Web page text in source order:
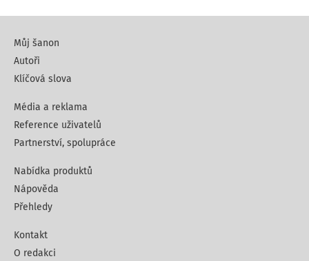
Můj šanon
Autoři
Klíčová slova
Média a reklama
Reference uživatelů
Partnerství, spolupráce
Nabídka produktů
Nápověda
Přehledy
Kontakt
O redakci